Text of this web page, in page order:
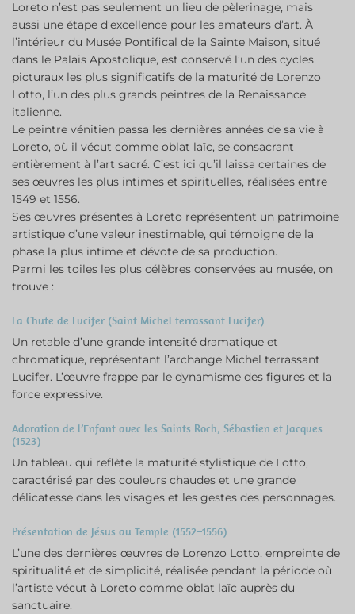
Loreto n’est pas seulement un lieu de pèlerinage, mais
aussi une étape d’excellence pour les amateurs d’art. À
l’intérieur du Musée Pontifical de la Sainte Maison, situé
dans le Palais Apostolique, est conservé l’un des cycles
picturaux les plus significatifs de la maturité de Lorenzo
Lotto, l’un des plus grands peintres de la Renaissance
italienne.
Le peintre vénitien passa les dernières années de sa vie à
Loreto, où il vécut comme oblat laïc, se consacrant
entièrement à l’art sacré. C’est ici qu’il laissa certaines de
ses œuvres les plus intimes et spirituelles, réalisées entre
1549 et 1556.
Ses œuvres présentes à Loreto représentent un patrimoine
artistique d’une valeur inestimable, qui témoigne de la
phase la plus intime et dévote de sa production.
Parmi les toiles les plus célèbres conservées au musée, on
trouve :
La Chute de Lucifer (Saint Michel terrassant Lucifer)
Un retable d’une grande intensité dramatique et
chromatique, représentant l’archange Michel terrassant
Lucifer. L’œuvre frappe par le dynamisme des figures et la
force expressive.
Adoration de l’Enfant avec les Saints Roch, Sébastien et Jacques
(1523)
Un tableau qui reflète la maturité stylistique de Lotto,
caractérisé par des couleurs chaudes et une grande
délicatesse dans les visages et les gestes des personnages.
Présentation de Jésus au Temple (1552–1556)
L’une des dernières œuvres de Lorenzo Lotto, empreinte de
spiritualité et de simplicité, réalisée pendant la période où
l’artiste vécut à Loreto comme oblat laïc auprès du
sanctuaire.